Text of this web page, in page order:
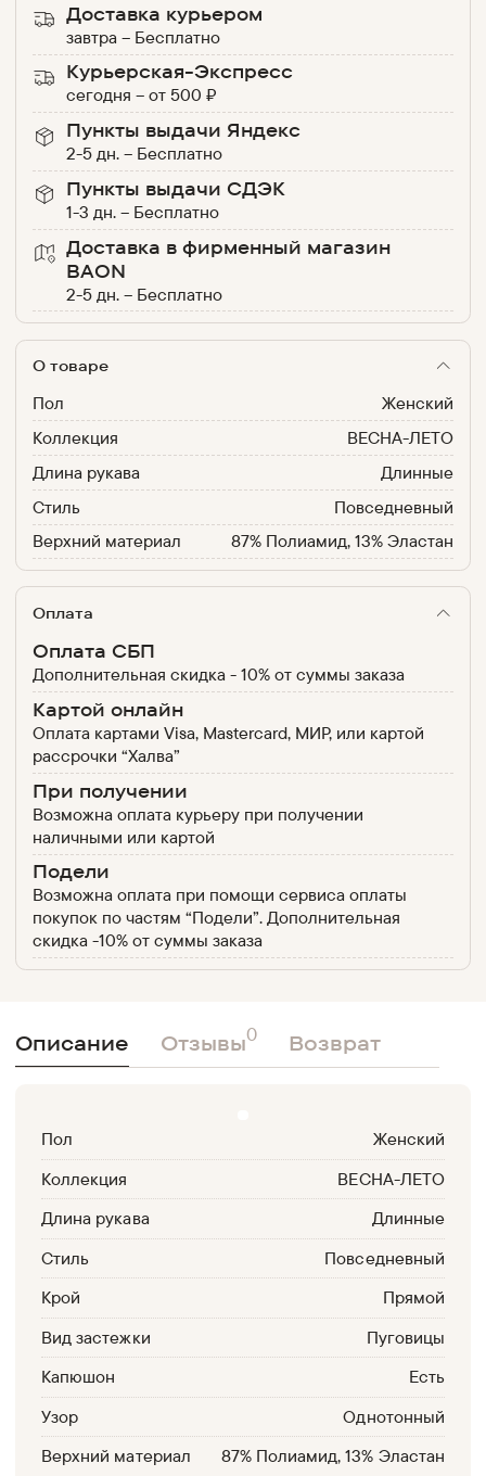
Доставка курьером
завтра – Бесплатно
Курьерская-Экспресс
сегодня –от500 ₽
Пункты выдачи Яндекс
2-5 дн. – Бесплатно
Пункты выдачи СДЭК
1-3 дн. – Бесплатно
Доставка в фирменный магазин
BAON
2-5 дн. – Бесплатно
О товаре
Пол
Женский
Коллекция
ВЕСНА-ЛЕТО
Длина рукава
Длинные
Стиль
Повседневный
Верхний материал
87% Полиамид, 13% Эластан
Оплата
Оплата СБП
Дополнительная скидка - 10% от суммы заказа
Картой онлайн
Оплата картами Visa, Mastercard, МИР, или картой
рассрочки “Халва”
При получении
Возможна оплата курьеру при получении
наличными или картой
Подели
Возможна оплата при помощи сервиса оплаты
покупок по частям “Подели”. Дополнительная
скидка -10% от суммы заказа
Описание Отзывы0 Возврат
Пол
Женский
Коллекция
ВЕСНА-ЛЕТО
Длина рукава
Длинные
Стиль
Повседневный
Крой
Прямой
Вид застежки
Пуговицы
Капюшон
Есть
Узор
Однотонный
Верхний материал
87% Полиамид, 13% Эластан